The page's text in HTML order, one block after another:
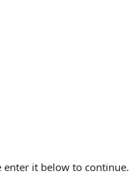
enter it below to continue.